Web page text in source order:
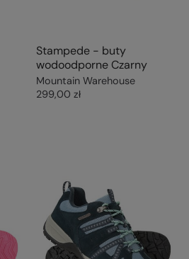
Stampede - buty
wodoodporne Czarny
Mountain Warehouse
299,00 zł